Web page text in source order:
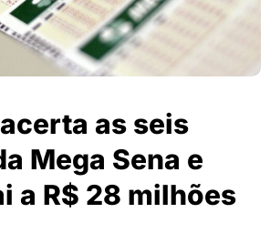
as seis
Mega Sena e
a R$ 28 milhões